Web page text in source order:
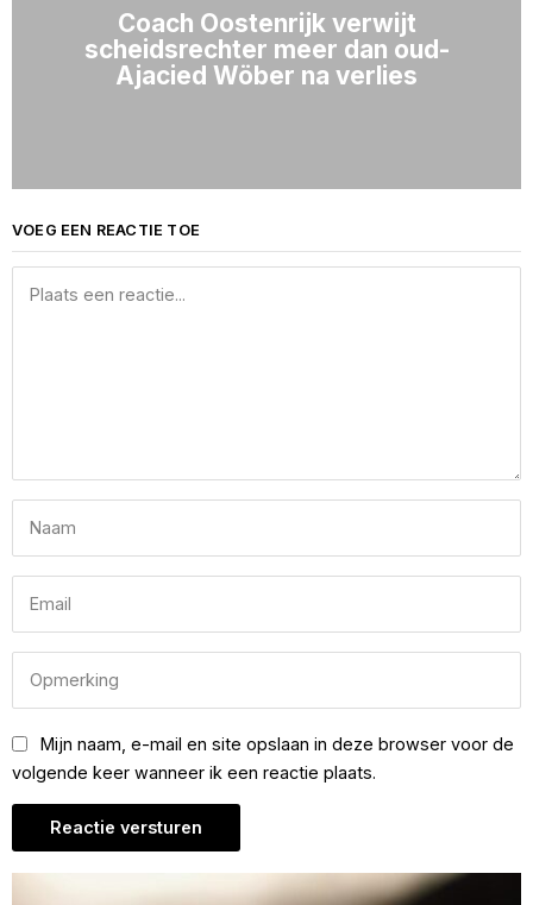
Coach Oostenrijk verwijt
scheidsrechter meer dan oud-
Ajacied Wöber na verlies
VOEG EEN REACTIE TOE
Mijn naam, e-mail en site opslaan in deze browser voor de
volgende keer wanneer ik een reactie plaats.